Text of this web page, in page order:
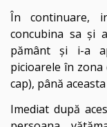
În continuare,
concubina sa şi
pământ şi i-a
picioarele în
cap), până
Imediat după